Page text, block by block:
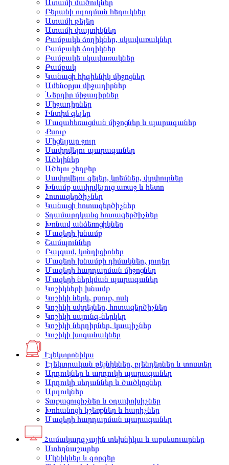
Ատամի մածուկներ
Բերանի ողողման հեղուկներ
Ատամի թելեր
Ատամի փայտիկներ
Բամբակե ձողիկներ, սկավառակներ
Բամբակե ձողիկներ
Բամբակե սկավառակներ
Բամբակ
Կանացի հիգիենիկ միջոցներ
Ամենօրյա միջադիրներ
Ներդիր միջադիրներ
Միջադիրներ
Ինտիմ գելեր
Մազահեռացման միջոցներ և պարագաներ
Քսուք
Միցելյար ջուր
Սափրվելու պարագաներ
Ածելիներ
Ածելու շեղբեր
Սափրվելու գելեր, կրեմներ, փրփուրներ
Խնամք սափրվելուց առաջ և հետո
Հոտազերծիչներ
Կանացի հոտազերծիչներ
Տղամարդկանց հոտազերծիչներ
Խոնավ անձեռոցիկներ
Մազերի խնամք
Շամպուններ
Բալզամ, կոնդիցիոներ
Մազերի խնամքի դիմակներ, յուղեր
Մազերի հարդարման միջոցներ
Մազերի ներկման պարագաներ
Կոշիկների խնամք
Կոշիկի ներկ, քսուք, ոսկ
Կոշիկի սփրեյներ, հոտազերծիչներ
Կոշիկի սպունգ-ներկեր
Կոշիկի ներդիրներ, կապիչներ
Կոշիկի խոզանակներ
Էլեկտրոնիկա
Էլեկտրական թեյնիկներ, բլենդերներ և տոստեր
Արդուկներ և արդուկի պարագաներ
Արդուկի սեղաններ և ծածկոցներ
Արդուկներ
Տաքացուցիչներ և օդափոխիչներ
Խոհանոցի կշեռքներ և հարիչներ
Մազերի հարդարման պարագաներ
Համակարգչային տեխնիկա և աքսեսուարներ
Ստեղնաշարեր
Մկնիկներ և գորգեր